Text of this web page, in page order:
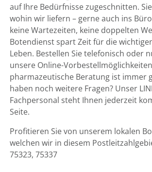
auf Ihre Bedürfnisse zugeschnitten.
wohin wir liefern – gerne auch ins
keine Wartezeiten, keine doppelten
Botendienst spart Zeit für die
Leben. Bestellen Sie telefonisch oder
unsere Online-
pharmazeutische Beratung ist immer
haben noch weitere Fragen? Unser
Fachpersonal steht Ihnen jederzeit
Seite.
Profitieren Sie von unserem lokalen
welchen wir in diesem
75323, 75337